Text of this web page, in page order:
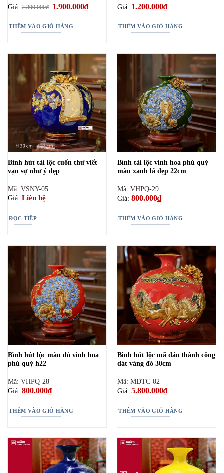
Giá:2.300.000₫ Giá
2.300.000₫.
1.900.000₫Giá
hiện
THÊM VÀO GIỎ HÀNG
Giá: 1.200.000₫
THÊM VÀO GIỎ HÀNG
Bình hút tài lộc cuốn thư viết
vạn sự như ý đẹp
Mã: VSNY-05
Giá: Liên hệ
ĐỌC TIẾP
Bình tài lộc vinh hoa phú quý
màu xanh lá đẹp 22cm
Mã: VHPQ-29
Giá: 800.000₫
THÊM VÀO GIỎ HÀNG
Bình hút lộc màu đỏ vinh hoa
phú quý h22
Mã: VHPQ-28
Giá: 800.000₫
THÊM VÀO GIỎ HÀNG
Bình hút lộc mã đáo thành công
dát vàng đỏ 30cm
Mã: MĐTC-02
Giá: 5.800.000₫
THÊM VÀO GIỎ HÀNG